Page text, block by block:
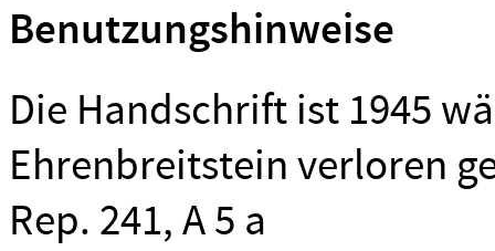
Benutzungshinweise
Die Handschrift ist 1945
Ehrenbreitstein verloren
Rep. 241, A 5 a